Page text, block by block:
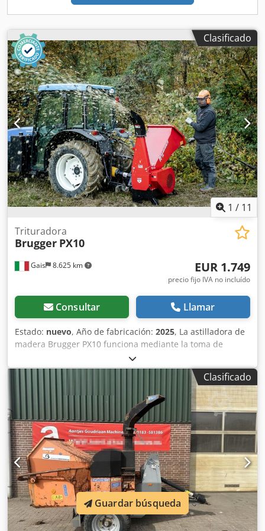
ajustable: Ajuste flexible para trabajar cómodamente -
Perfecta para horticultura: Ideal para su uso en jardines
privados y profesionales La Brugger HX10: ¡su arma
multiusos para un mantenimiento eficaz del jardín! Datos
técnicos: Dimensiones: 140 x 80 x 165cm (largo x ancho x
ancho) Peso: 185 kg Cuchillas: 2, 30cm de ancho Diámetro
máx. Diámetro: 10cm Procesamiento/h: 4-6m3/h Tolva de
alimentación: 51 x 42 cm --- Todos los precios más IVA.
Póngase en contacto con nosotros para una oferta
personalizada.
Clasificado
1 / 11
Gais 8.625 km
Trituradora
Brugger PX10
EUR 1.749
precio fijo IVA no incluído
Consultar Llamar
Estado: nuevo, Año de fabricación: 2025, La astilladora de
madera Brugger PX10 funciona mediante la toma de
fuerza de un tractor y puede procesar troncos con un
diámetro de hasta 10 cm. Su construcción robusta y los
materiales de alta calidad garantizan un rendimiento
fiable. Gracias al accionamiento hidráulico, constituye una
solución eficiente para el procesamiento de madera en
diversas aplicaciones agrícolas y forestales. - Alimentación
manual - Diámetro hasta 10 cm - Peso: 165 kg - Velocidad
de la TDF: 540 rpm - Potencia del tractor: 15-65 CV ----
¡Contáctenos para su oferta personalizada! Dedpfxow
Dnwfo Aqiskr Precio + IVA Para empresas con número de
IVA intracomunitario se emite factura neta.
Clasificado
Guardar búsqueda